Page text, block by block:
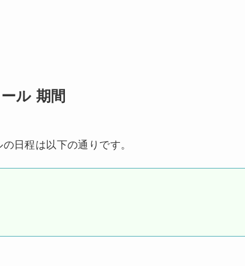
ル 期間
日程は以下の通りです。